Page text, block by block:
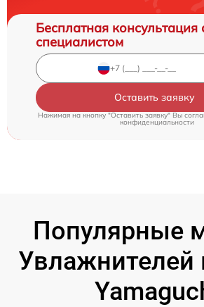
Бесплатная консультация
специалистом
Оставить заявку
Нажимая на кнопку "Оставить заявку" Вы
конфиденциальности
Популярные
Увлажнителей